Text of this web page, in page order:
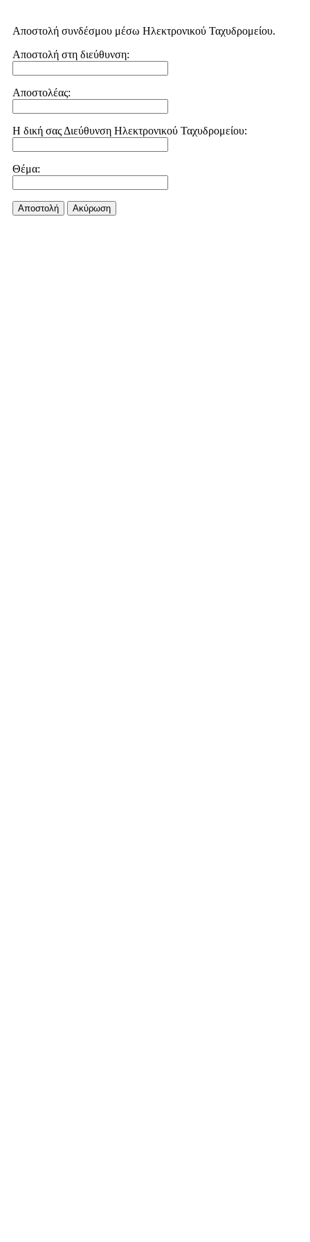
Αποστολή συνδέσμου μέσω Ηλεκτρονικού Ταχυδρομείου.
Αποστολή στη διεύθυνση:
Αποστολέας:
Η δική σας Διεύθυνση Ηλεκτρονικού Ταχυδρομείου:
Θέμα:
Αποστολή Aκύρωση